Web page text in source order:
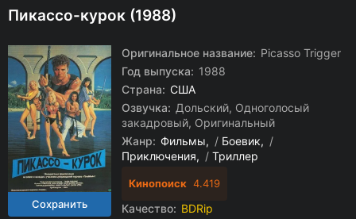
Пикассо-курок (1988)
Оригинальное название: Picasso Trigger
Год выпуска: 1988
Страна: США
Озвучка: Дольский, Одноголосый
закадровый, Оригинальный
Жанр: Фильмы / Боевик
/
Приключения
/ Триллер
Кинопоиск 4.419
Качество: BDRip